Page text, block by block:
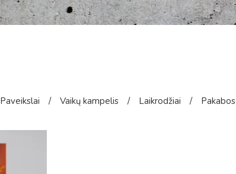
Paveikslai / Vaikų kampelis / Laikrodžiai / Pakabos